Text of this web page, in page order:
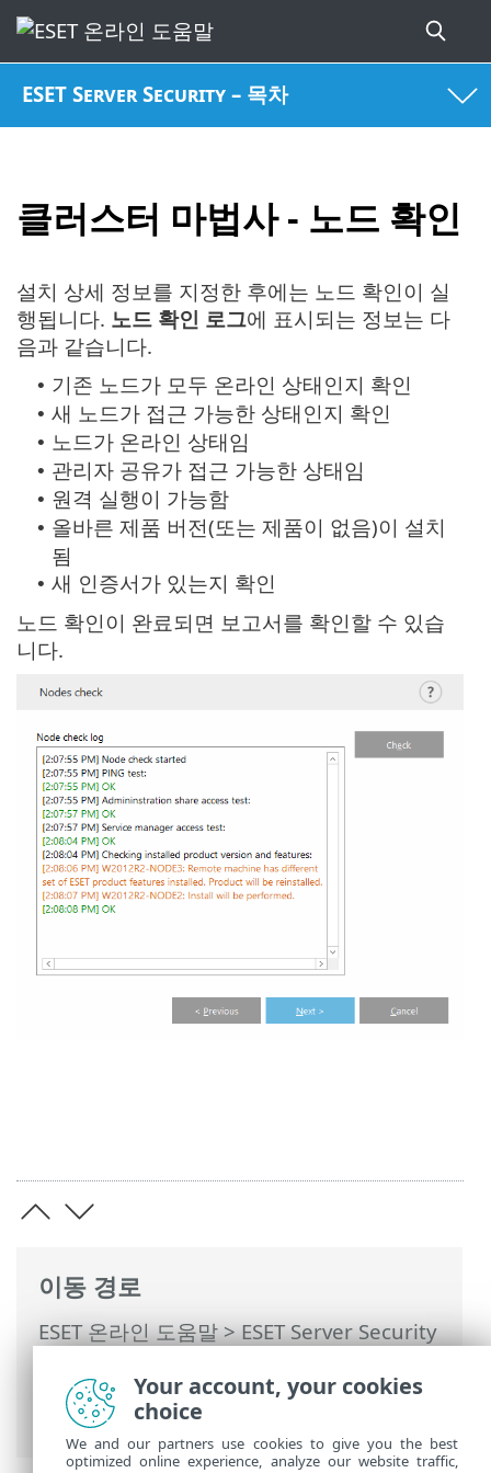
ESET Server Security – 목차
클러스터 마법사 - 노드 확인
이동 경로
ESET 온라인 도움말>ESET Server Security
서버> 클러스터> 클러스터 마법사 - 노드
확인
설치 상세 정보를 지정한 후에는 노드 확인이 실
행됩니다. 노드 확인 로그에 표시되는 정보는 다
음과 같습니다.
• 기존 노드가 모두 온라인 상태인지 확인
• 새 노드가 접근 가능한 상태인지 확인
• 노드가 온라인 상태임
• 관리자 공유가 접근 가능한 상태임
• 원격 실행이 가능함
• 올바른 제품 버전(또는 제품이 없음)이 설치
됨
• 새 인증서가 있는지 확인
노드 확인이 완료되면 보고서를 확인할 수 있습
니다.
Your account, your cookies
choice
We and our partners use cookies to give you the best
optimized online experience, analyze our website traffic,